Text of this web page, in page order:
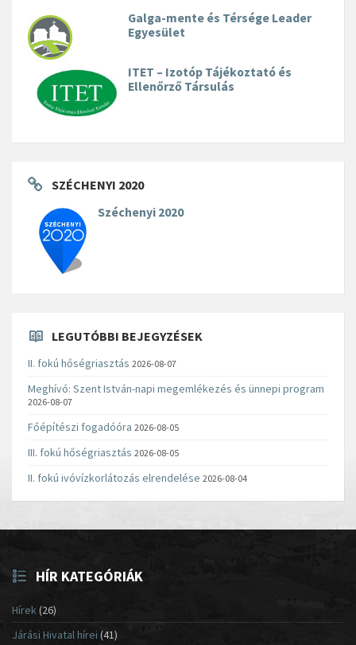
Galga-mente és Térsége Leader
Egyesület
ITET – Izotóp Tájékoztató és
Ellenőrző Társulás
SZÉCHENYI 2020
Széchenyi 2020
LEGUTÓBBI BEJEGYZÉSEK
II. fokú hőségriasztás 2026-08-07
Meghívó: Szent István-napi megemlékezés és ünnepi program
2026-08-07
Főépítészi fogadóóra 2026-08-05
III. fokú hőségriasztás 2026-08-05
II. fokú ivóvízkorlátozás elrendelése 2026-08-04
HÍR KATEGÓRIÁK
Hírek(26)
Járási Hivatal hírei (41)